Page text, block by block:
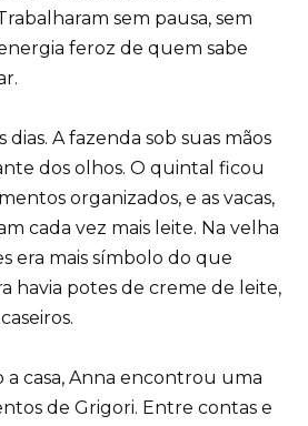
sem pausa, sem
feroz de quem sabe
dias. A fazenda sob suas mãos
dos olhos. O quintal ficou
organizados, e as vacas,
cada vez mais leite. Na velha
era mais símbolo do que
havia potes de creme de leite,
a casa, Anna encontrou uma
de Grigori. Entre contas e